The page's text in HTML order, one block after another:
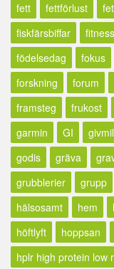
fett
fettförlust
fiskfärsbiffar
fitness
födelsedag
fokus
forskning
forum
framsteg
frukost
garmin
GI
godis
gräva
grubblerier
grupp
hälsosamt
hem
höftlyft
hoppsan
hplr high protein low